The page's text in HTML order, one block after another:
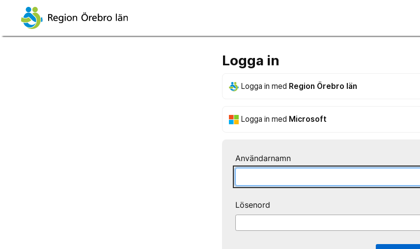
Logga in
Logga in med Region Örebro län
Logga in med Microsoft
Användarnamn
Lösenord